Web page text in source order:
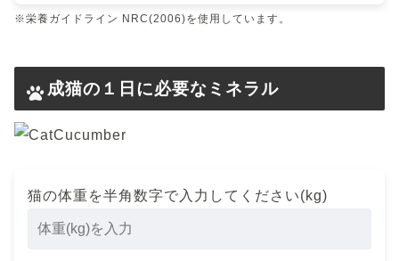
※栄養ガイドライン NRC(2006)を使用しています。
成猫の１日に必要なミネラル
猫の体重を半角数字で入力してください(kg)